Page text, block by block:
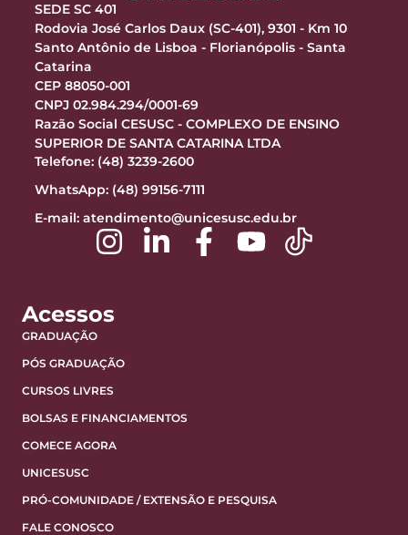
SEDE SC 401
Rodovia José Carlos Daux (SC-401), 9301 - Km 10
Santo Antônio de Lisboa - Florianópolis - Santa
Catarina
CEP 88050-001
CNPJ 02.984.294/0001-69
Razão Social CESUSC - COMPLEXO DE ENSINO
SUPERIOR DE SANTA CATARINA LTDA
Telefone: (48) 3239-2600
WhatsApp: (48) 99156-7111
E-mail: atendimento@unicesusc.edu.br
Acessos
GRADUAÇÃO
PÓS GRADUAÇÃO
CURSOS LIVRES
BOLSAS E FINANCIAMENTOS
COMECE AGORA
UNICESUSC
PRÓ-COMUNIDADE / EXTENSÃO E PESQUISA
FALE CONOSCO